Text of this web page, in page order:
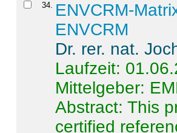
34. ENVCRM-
ENVCRM
Dr. rer. nat.
Laufzeit:
Mittelgeber:
Abstract:This
certified